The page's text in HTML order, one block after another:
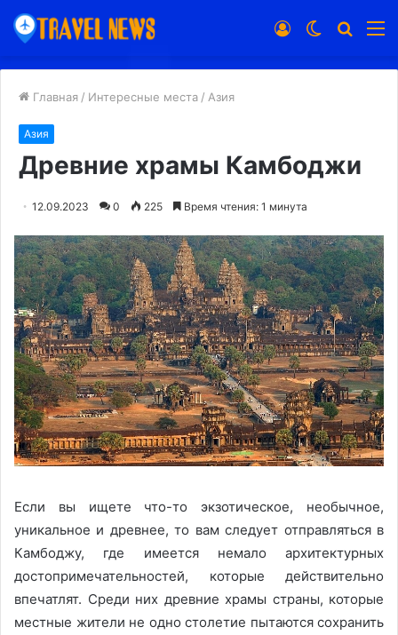
Switch
Войти
Главная / Интересные места / Азия
Азия
Древние храмы Камбоджи
12.09.2023 0 225 Время чтения: 1 минута
Если вы ищете что-то экзотическое, необычное,
уникальное и древнее, то вам следует отправляться в
Камбоджу, где имеется немало архитектурных
достопримечательностей, которые действительно
впечатлят. Среди них древние храмы страны, которые
местные жители не одно столетие пытаются сохранить